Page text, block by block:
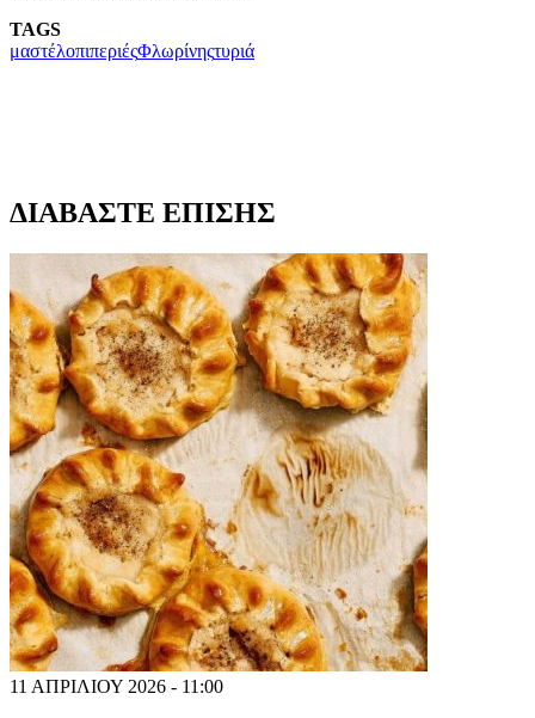
TAGS
μαστέλοπιπεριέςΦλωρίνηςτυριά
ΔΙΑΒΑΣΤΕ ΕΠΙΣΗΣ
11 ΑΠΡΙΛΙΟΥ 2026 - 11:00